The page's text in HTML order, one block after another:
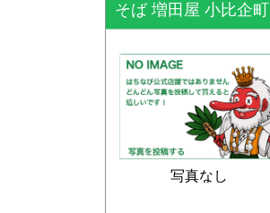
そば 増田屋 小比企町
写真なし